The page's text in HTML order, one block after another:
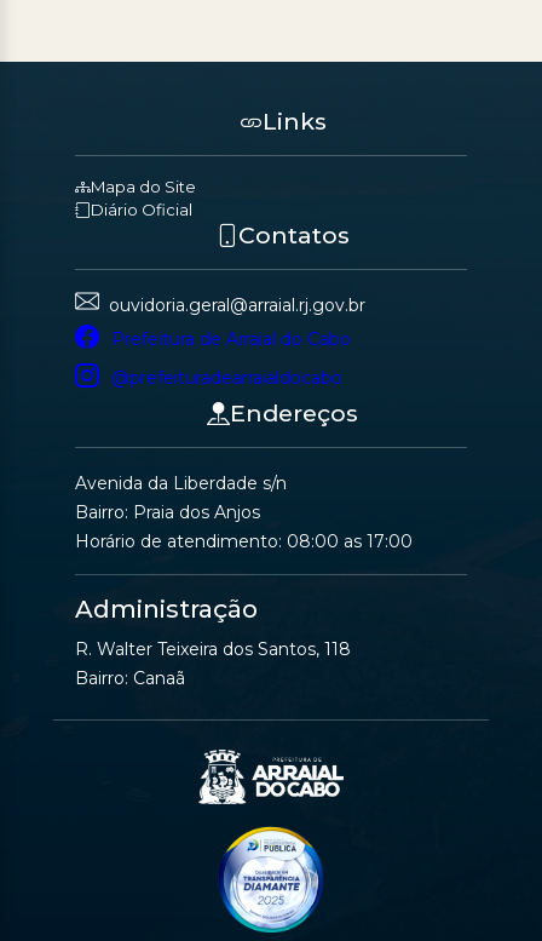
Links
Mapa do Site
Diário Oficial
Contatos
ouvidoria.geral@arraial.rj.gov.br
Prefeitura de Arraial do Cabo
@prefeituradearraialdocabo
Endereços
Avenida da Liberdade s/n
Bairro: Praia dos Anjos
Horário de atendimento: 08:00 as 17:00
Administração
R. Walter Teixeira dos Santos, 118
Bairro: Canaã